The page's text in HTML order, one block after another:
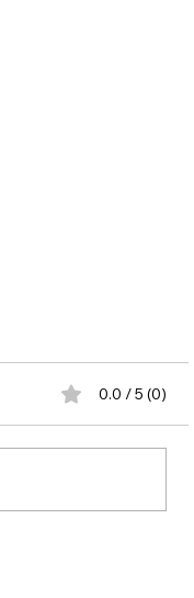
0.0 / 5 (0)